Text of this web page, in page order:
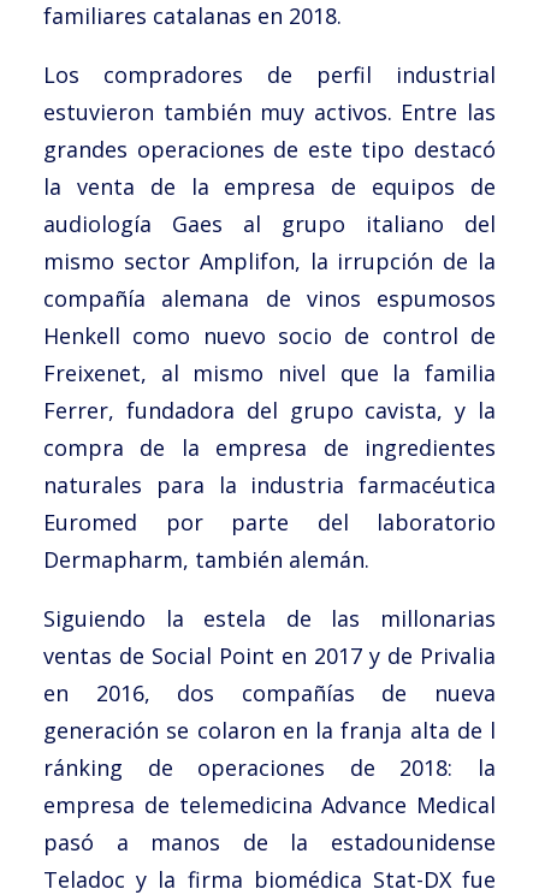
familiares catalanas en 2018.
Los compradores de perfil industrial
estuvieron también muy activos. Entre las
grandes operaciones de este tipo destacó
la venta de la empresa de equipos de
audiología Gaes al grupo italiano del
mismo sector Amplifon, la irrupción de la
compañía alemana de vinos espumosos
Henkell como nuevo socio de control de
Freixenet, al mismo nivel que la familia
Ferrer, fundadora del grupo cavista, y la
compra de la empresa de ingredientes
naturales para la industria farmacéutica
Euromed por parte del laboratorio
Dermapharm, también alemán.
Siguiendo la estela de las millonarias
ventas de Social Point en 2017 y de Privalia
en 2016, dos compañías de nueva
generación se colaron en la franja alta de l
ránking de operaciones de 2018: la
empresa de telemedicina Advance Medical
pasó a manos de la estadounidense
Teladoc y la firma biomédica Stat-DX fue